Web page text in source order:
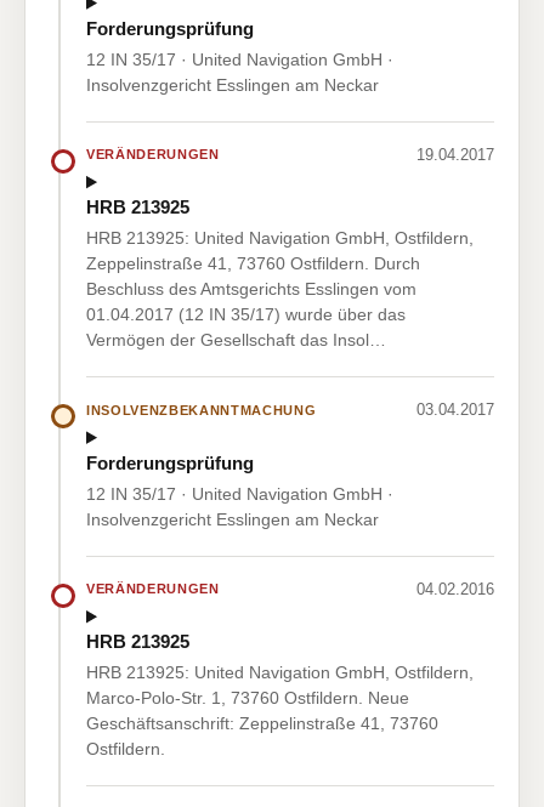
Forderungsprüfung
12 IN 35/17 · United Navigation GmbH ·
Insolvenzgericht Esslingen am Neckar
VERÄNDERUNGEN 19.04.2017
HRB 213925
HRB 213925: United Navigation GmbH, Ostfildern,
Zeppelinstraße 41, 73760 Ostfildern. Durch
Beschluss des Amtsgerichts Esslingen vom
01.04.2017 (12 IN 35/17) wurde über das
Vermögen der Gesellschaft das Insol…
INSOLVENZBEKANNTMACHUNG 03.04.2017
Forderungsprüfung
12 IN 35/17 · United Navigation GmbH ·
Insolvenzgericht Esslingen am Neckar
VERÄNDERUNGEN 04.02.2016
HRB 213925
HRB 213925: United Navigation GmbH, Ostfildern,
Marco-Polo-Str. 1, 73760 Ostfildern. Neue
Geschäftsanschrift: Zeppelinstraße 41, 73760
Ostfildern.